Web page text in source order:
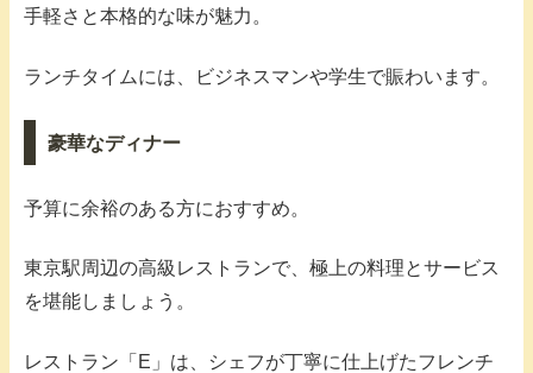
手軽さと本格的な味が魅力。
ランチタイムには、ビジネスマンや学生で賑わいます。
豪華なディナー
予算に余裕のある方におすすめ。
東京駅周辺の高級レストランで、極上の料理とサービス
を堪能しましょう。
レストラン「E」は、シェフが丁寧に仕上げたフレンチ